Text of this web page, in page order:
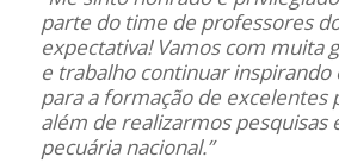
parte do time de professores
expectativa! Vamos com muita
e trabalho continuar
para a formação de excelentes
além de realizarmos pesquisas
pecuária nacional.”